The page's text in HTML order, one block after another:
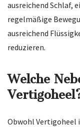
ausreichend Schlaf,
regelmäßige
ausreichend
reduzieren.
Welche
Obwohl Vertigoheel